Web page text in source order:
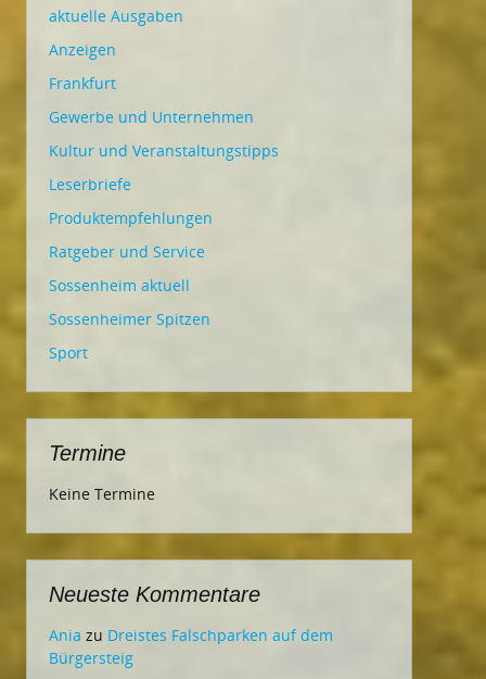
aktuelle Ausgaben
Anzeigen
Frankfurt
Gewerbe und Unternehmen
Kultur und Veranstaltungstipps
Leserbriefe
Produktempfehlungen
Ratgeber und Service
Sossenheim aktuell
Sossenheimer Spitzen
Sport
Termine
Keine Termine
Neueste Kommentare
Ania zu Dreistes Falschparken auf dem
Bürgersteig